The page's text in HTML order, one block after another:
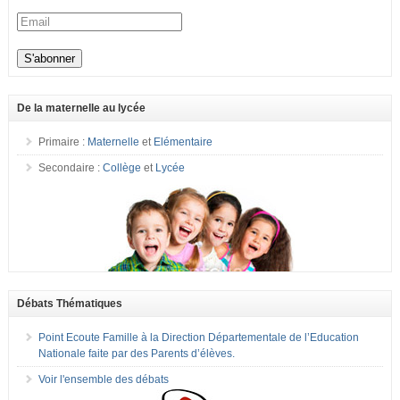
De la maternelle au lycée
Primaire : Maternelle et Elémentaire
Secondaire : Collège et Lycée
Débats Thématiques
Point Ecoute Famille à la Direction Départementale de l’Education
Nationale faite par des Parents d’élèves.
Voir l'ensemble des débats